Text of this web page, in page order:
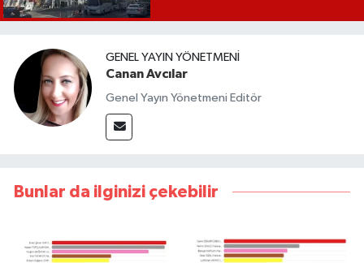
GENEL YAYIN YÖNETMENI
Canan Avcılar
Genel Yayın Yönetmeni Editör
Bunlar da ilginizi çekebilir